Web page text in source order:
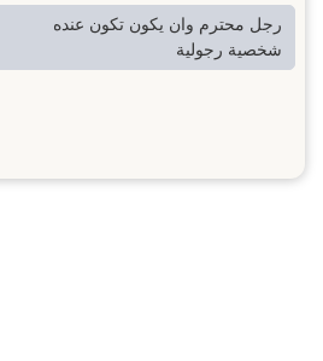
رجل محترم وان يكون تكون عنده
شخصية رجولية